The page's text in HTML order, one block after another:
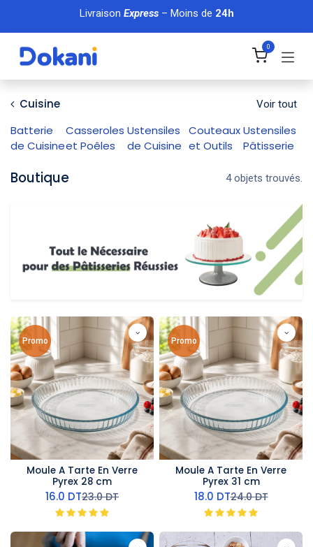
Se rendre au contenu
Livraison Express– Moins de 24h
0
Cuisine Voir tout
Batterie
de Cuisine
Casseroles
et Poêles
Ustensiles
de Cuisine
Couteaux
et Outils
Ustensiles
Pâtisserie
Boutique 4 objets trouvés.
Promo
Moule A Tarte En Verre
Pyrex 28 cm
16.0 DT23.0DT
Promo
Moule A Tarte En Verre
Pyrex 31 cm
18.0 DT24.0DT